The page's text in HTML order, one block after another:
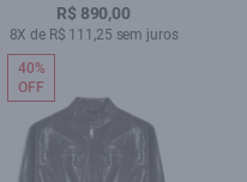
R$ 890,00
8X de R$ 111,25 sem juros
40%
OFF